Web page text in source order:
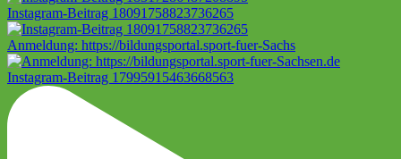
Instagram-Beitrag 18091758823736265
Anmeldung: https://bildungsportal.sport-fuer-Sachs
Instagram-Beitrag 17995915463668563